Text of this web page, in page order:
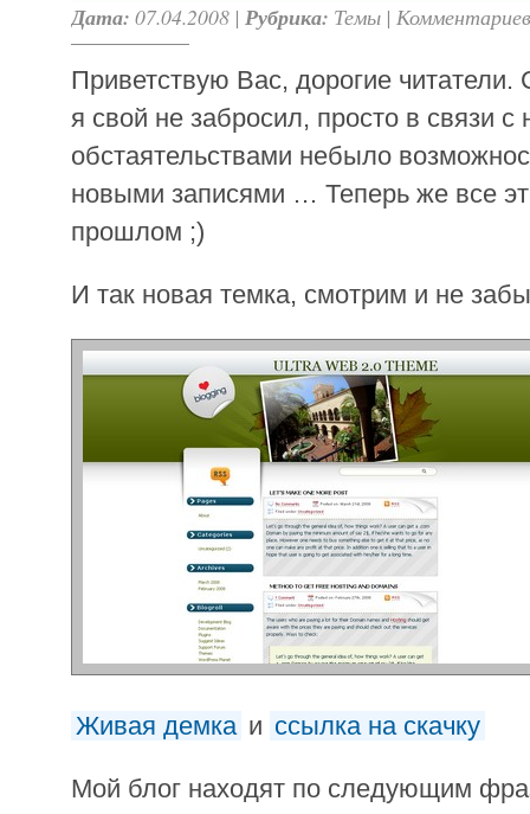
Дата: 07.04.2008 | Рубрика: Темы |
Приветствую Вас, дорогие
я свой не забросил, просто в связи с
обстаятельствами небыло
новыми записями … Теперь же все
прошлом ;)
И так новая темка, смотрим и не
Живая демка и ссылка на скачку
Мой блог находят по следующим